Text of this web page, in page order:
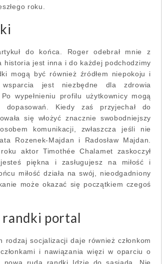
roku.
do końca. Roger odebrał mnie z
historia jest inna i do każdej podchodzimy
mogą być również źródłem niepokoju i
jest niezbędne dla zdrowia
wypełnieniu profilu użytkownicy mogą
dopasowań. Kiedy zaś przyjechał do
się włożyć znacznie swobodniejszy
komunikacji, zwłaszcza jeśli nie
Rozenek-Majdan i Radosław Majdan.
aktor Timothée Chalamet zaskoczył
piękna i zasługujesz na miłość i
miłość działa na swój, nieodgadniony
może okazać się początkiem czegoś
portal
socjalizacji daje również członkom
i nawiązania więzi w oparciu o